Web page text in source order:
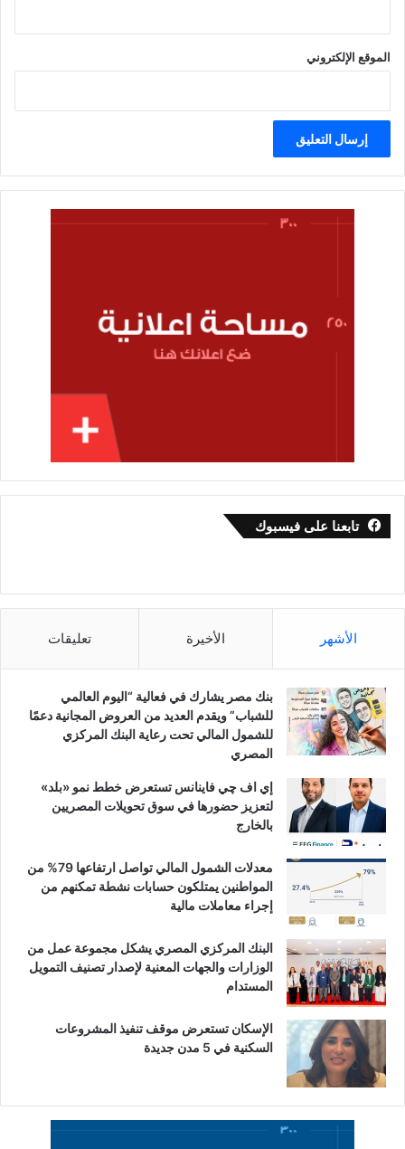
الموقع الإلكتروني
تابعنا على فيسبوك
الأشهر الأخيرة تعليقات
بنك مصر يشارك في فعالية “اليوم العالمي
للشباب” ويقدم العديد من العروض المجانية دعمًا
للشمول المالي تحت رعاية البنك المركزي
المصري
إي اف چي فاينانس تستعرض خطط نمو «بلد»
لتعزيز حضورها في سوق تحويلات المصريين
بالخارج
معدلات الشمول المالي تواصل ارتفاعها 79% من
المواطنين يمتلكون حسابات نشطة تمكنهم من
إجراء معاملات مالية
البنك المركزي المصري يشكل مجموعة عمل من
الوزارات والجهات المعنية لإصدار تصنيف التمويل
المستدام
الإسكان تستعرض موقف تنفيذ المشروعات
السكنية في 5 مدن جديدة